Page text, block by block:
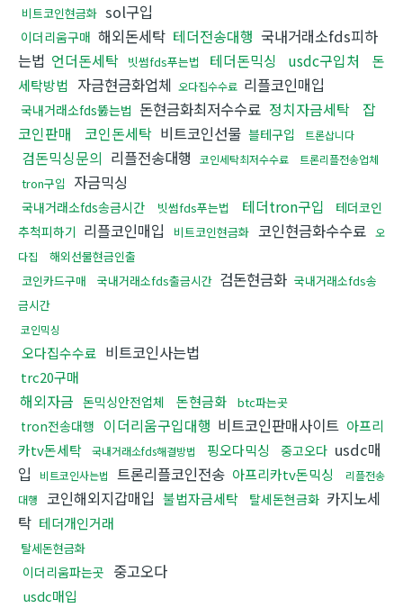
비트코인현금화 sol구입
이더리움구매 해외돈세탁 테더전송대행 국내거래소fds피하
는법 언더돈세탁 빗썸fds푸는법 테더돈믹싱 usdc구입처
돈
세탁방법 자금현금화업체 오다집수수료 리플코인매입
국내거래소fds뚫는법 돈현금화최저수수료 정치자금세탁
잡
코인판매
코인돈세탁 비트코인선물 블테구입 트론삽니다
검돈믹싱문의 리플전송대행 코인세탁최저수수료 트론리플전송업체
tron구입 자금믹싱
국내거래소fds송금시간 빗썸fds푸는법 테더tron구입
테더코인
추척피하기 리플코인매입 비트코인현금화 코인현금화수수료 오
다집
해외선물현금인출
코인카드구매
국내거래소fds출금시간 검돈현금화 국내거래소fds송
금시간
코인믹싱
오다집수수료 비트코인사는법
trc20구매
해외자금 돈믹싱안전업체 돈현금화 btc파는곳
tron전송대행 이더리움구입대행 비트코인판매사이트 아프리
카tv돈세탁
국내거래소fds해결방법 핑오다믹싱 중고오다 usdc매
입
비트코인사는법 트론리플코인전송 아프리카tv돈믹싱
리플전송
대행
코인해외지갑매입 불법자금세탁 탈세돈현금화 카지노세
탁 테더개인거래
탈세돈현금화
이더리움파는곳 중고오다
usdc매입